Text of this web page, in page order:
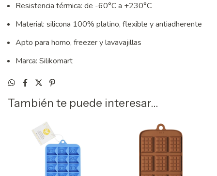
Resistencia térmica: de -60°C a +230°C
Material: silicona 100% platino, flexible y antiadherente
Apto para horno, freezer y lavavajillas
Marca: Silikomart
También te puede interesar...